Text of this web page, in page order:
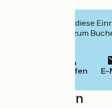
Interessiert Sie diese
deren Website zum
Anrufen E-
Localisation